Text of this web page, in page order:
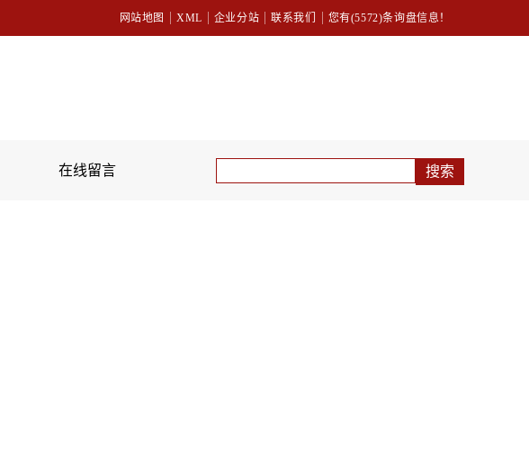
网站地图 XML 企业分站 联系我们 您有(5572)条询盘信息！
在线留言